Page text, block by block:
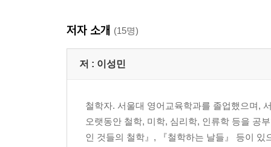
저자 소개 (15명)
저 : 이성민
철학자. 서울대 영어교육학과를 졸업했으며,
오랫동안 철학, 미학, 심리학, 인류학 등을 공
인 것들의 철학』, 『철학하는 날들』 등이